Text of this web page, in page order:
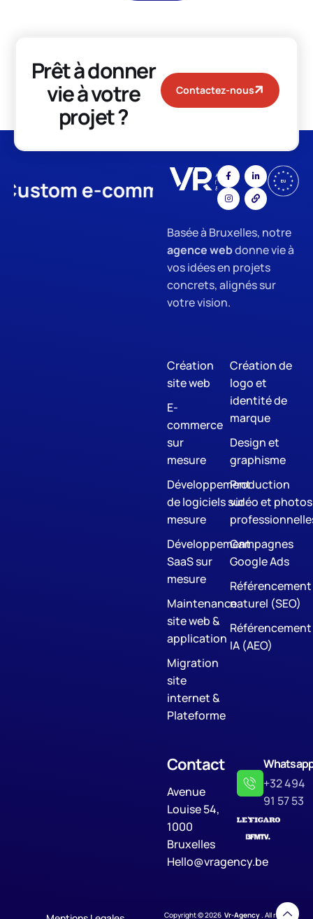
Prêt à donner
vie à votre
projet ?
Contactez-nous
e-commerce App
Basée à Bruxelles, notre
agence webdonne vie à
vos idées en projets
concrets, alignés sur
votre vision.
Création
site web
E-
commerce
sur
mesure
Développement
de logiciels sur
mesure
Développement
SaaS sur
mesure
Maintenance
site web &
application
Migration
site
internet &
Plateforme
Création de
logo et
identité de
marque
Design et
graphisme
Production
vidéo et photos
Campagnes
Google Ads
Référencement
naturel (SEO)
Référencement
IA (AEO)
Contact
Avenue
Louise 54,
1000
Bruxelles
Hello@vragency.be
+32 494
91 57 53
Copyright © 2026 Vr-Agency. All rights